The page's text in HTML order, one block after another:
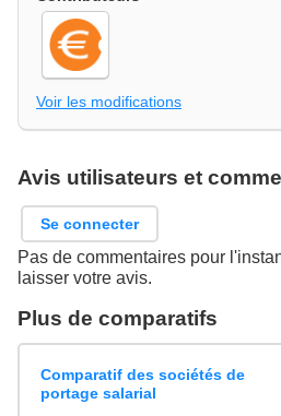
Voir les modifications
Avis utilisateurs et
Se connecter
Pas de commentaires pour
laisser votre avis.
Plus de comparatifs
Comparatif des sociétés de
portage salarial